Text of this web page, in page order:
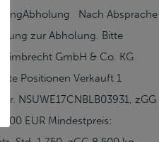
Nach Absprache
zur Abholung. Bitte
GmbH & Co. KG
Positionen Verkauft 1
NSUWE17CNBLB03931, zGG
EUR Mindestpreis: